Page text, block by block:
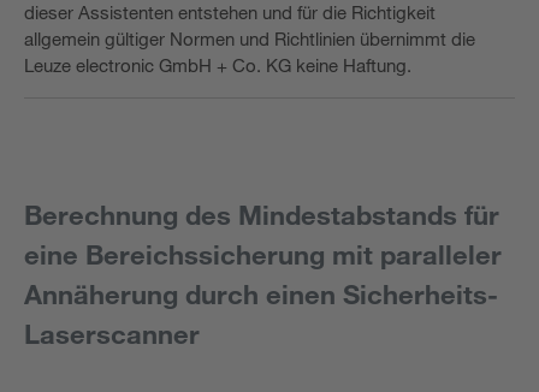
dieser Assistenten entstehen und für die Richtigkeit
allgemein gültiger Normen und Richtlinien übernimmt die
Leuze electronic GmbH + Co. KG keine Haftung.
Berechnung des Mindestabstands für
eine Bereichssicherung mit paralleler
Annäherung durch einen Sicherheits-
Laserscanner